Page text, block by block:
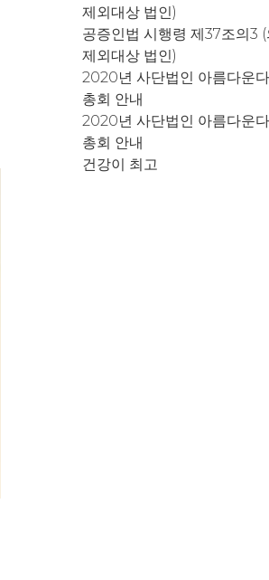
제외대상 법인)
공증인법 시행령 제37조의3
제외대상 법인)
2020년 사단법인 아름다운
총회 안내
2020년 사단법인 아름다운
총회 안내
건강이 최고